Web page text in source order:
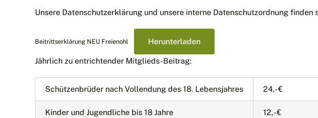
Unsere Datenschutzerklärung und unsere interne Datenschutzordnung finden
Beitrittserklärung NEU Freienohl Herunterladen
Jährlich zu entrichtender Mitglieds-Beitrag:
Schützenbrüder nach Vollendung des 18. Lebensjahres 24,- €
Kinder und Jugendliche bis 18 Jahre 12,- €